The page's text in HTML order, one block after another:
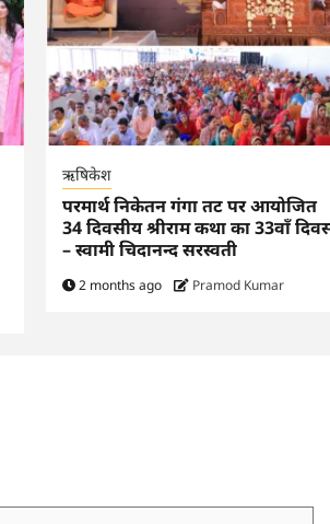
ऋषिकेश
परमार्थ निकेतन गंगा तट पर आयोजित
34 दिवसीय श्रीराम कथा का 33वाँ
– स्वामी चिदानन्द सरस्वती
2 months ago Pramod Kumar